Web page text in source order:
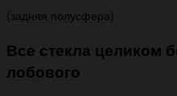
(задняя полусфера)
Все стекла целиком
лобового